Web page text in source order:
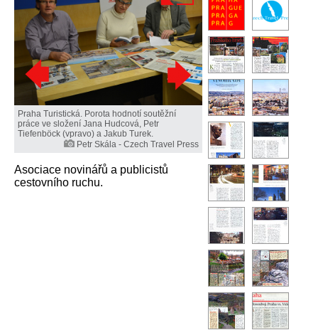
Praha Turistická. Porota hodnotí soutěžní
práce ve složení Jana Hudcová, Petr
Tiefenböck (vpravo) a Jakub Turek.
Petr Skála - Czech Travel Press
Asociace novinářů a publicistů
cestovního ruchu.